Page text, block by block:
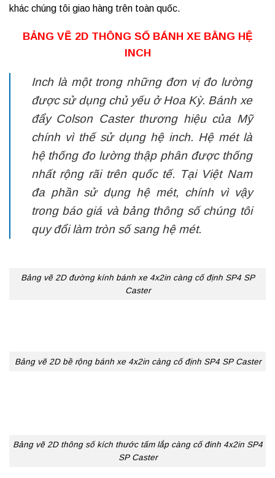
khác chúng tôi giao hàng trên toàn quốc.
BẢNG VẼ 2D THÔNG SỐ BÁNH XE BẰNG HỆ
INCH
Inch là một trong những đơn vị đo lường
được sử dụng chủ yếu ở Hoa Kỳ. Bánh xe
đẩy Colson Caster thương hiệu của Mỹ
chính vì thế sử dụng hệ inch. Hệ mét là
hệ thống đo lường thập phân được thống
nhất rộng rãi trên quốc tế. Tại Việt Nam
đa phần sử dụng hệ mét, chính vì vậy
trong báo giá và bảng thông số chúng tôi
quy đổi làm tròn số sang hệ mét.
Bảng vẽ 2D đường kính bánh xe 4x2in càng cố định SP4 SP
Caster
Bảng vẽ 2D bề rộng bánh xe 4x2in càng cố định SP4 SP Caster
Bảng vẽ 2D thông số kích thước tấm lắp càng cố đinh 4x2in SP4
SP Caster